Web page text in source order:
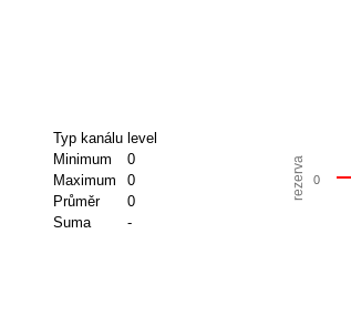
Typ kanálu level
Minimum
0
Maximum
0
Průměr
0
Suma
-
rezerva 0